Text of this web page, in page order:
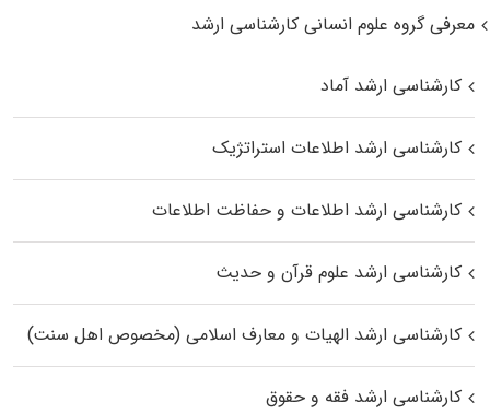
معرفی گروه علوم انسانی کارشناسی ارشد
کارشناسی ارشد آماد
کارشناسی ارشد اطلاعات استراتژیک
کارشناسی ارشد اطلاعات و حفاظت اطلاعات
کارشناسی ارشد علوم قرآن و حدیث
کارشناسی ارشد الهیات و معارف اسلامی (مخصوص اهل سنت)
کارشناسی ارشد فقه و حقوق